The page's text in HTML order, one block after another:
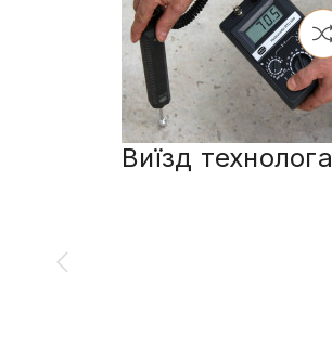
Виїзд технолога